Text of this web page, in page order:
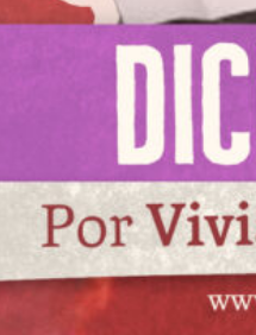
2022-2025
Tuerto 2022-2025
Tuerto 1990-1994